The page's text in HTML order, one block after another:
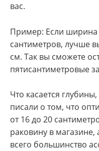
вас.
Пример: Если
сантиметров, лучше
см. Так вы сможете
пятисантиметровые
Что касается
писали о том, что
от 16 до 20
раковину в магазине,
всего большинство